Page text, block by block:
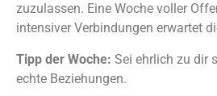
zuzulassen. Eine Woche voller
intensiver Verbindungen erwartet
Tipp der Woche: Sei ehrlich zu dir
echte Beziehungen.